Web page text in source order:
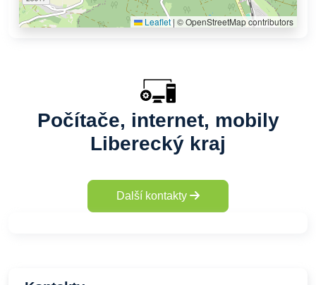
Leaflet | © OpenStreetMap contributors
Počítače, internet, mobily
Liberecký kraj
Další kontakty